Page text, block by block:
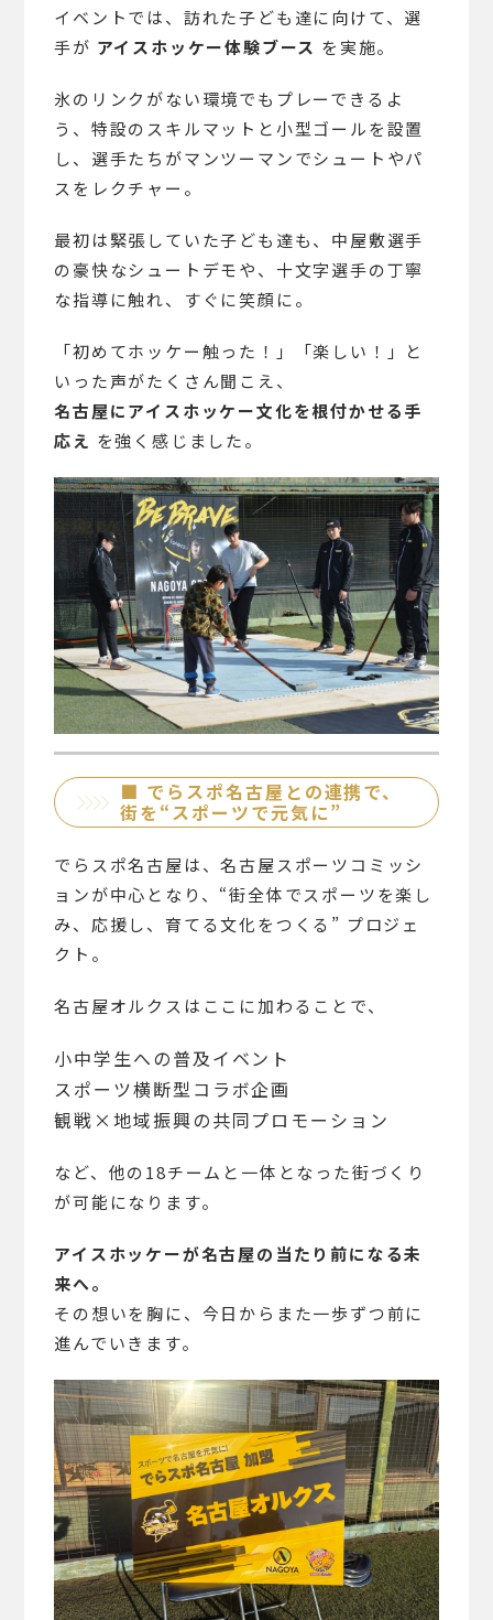
イベントでは、訪れた子ども達に向けて、選
手が アイスホッケー体験ブース を実施。
氷のリンクがない環境でもプレーできるよ
う、特設のスキルマットと小型ゴールを設置
し、選手たちがマンツーマンでシュートやパ
スをレクチャー。
最初は緊張していた子ども達も、中屋敷選手
の豪快なシュートデモや、十文字選手の丁寧
な指導に触れ、すぐに笑顔に。
「初めてホッケー触った！」「楽しい！」と
いった声がたくさん聞こえ、
名古屋にアイスホッケー文化を根付かせる手
応え を強く感じました。
■ でらスポ名古屋との連携で、
街を“スポーツで元気に”
でらスポ名古屋は、名古屋スポーツコミッシ
ョンが中心となり、“街全体でスポーツを楽し
み、応援し、育てる文化をつくる” プロジェ
クト。
名古屋オルクスはここに加わることで、
小中学生への普及イベント
スポーツ横断型コラボ企画
観戦×地域振興の共同プロモーション
など、他の18チームと一体となった街づくり
が可能になります。
アイスホッケーが名古屋の当たり前になる未
来へ。
その想いを胸に、今日からまた一歩ずつ前に
進んでいきます。